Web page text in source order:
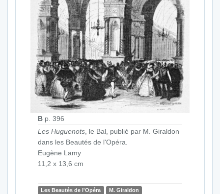
B p. 396
Les Huguenots , le Bal, publié par M. Giraldon
dans les Beautés de l'Opéra.
Eugène Lamy
11,2 x 13,6 cm
Les Beautés de l'Opéra
M. Giraldon